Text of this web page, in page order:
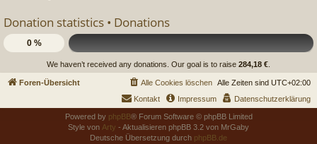
Donation statistics • Donations
0 %
We haven’t received any donations. Our goal is to raise 284,18 €
Foren-Übersicht Alle Zeiten sind UTC+02:00
Alle Cookies löschen
Datenschutzerklärung
Impressum
Kontakt
Powered by phpBB® Forum Software © phpBB Limited
Style von Arty - Aktualisieren phpBB 3.2 von MrGaby
Deutsche Übersetzung durch phpBB.de